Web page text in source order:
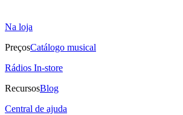
Na loja
PreçosCatálogo musical
Rádios In-store
RecursosBlog
Central de ajuda